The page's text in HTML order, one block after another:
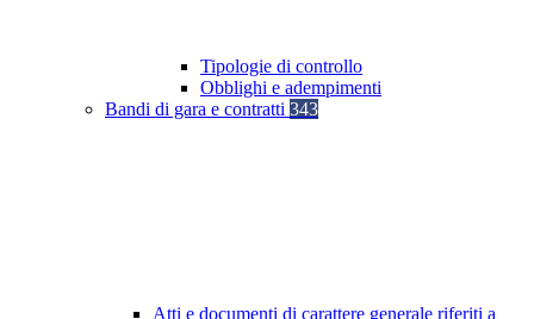
Tipologie di controllo
Obblighi e adempimenti
Bandi di gara e contratti 343
Atti e documenti di carattere generale riferiti a